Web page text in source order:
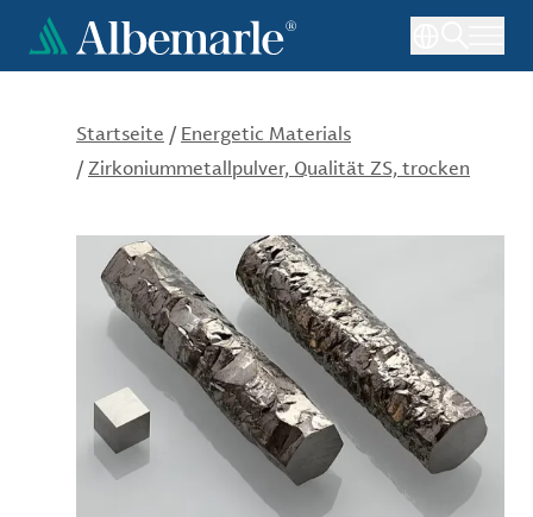
Direkt
zum
Inhalt
Startseite / Energetic Materials
/Zirkoniummetallpulver, Qualität ZS, trocken